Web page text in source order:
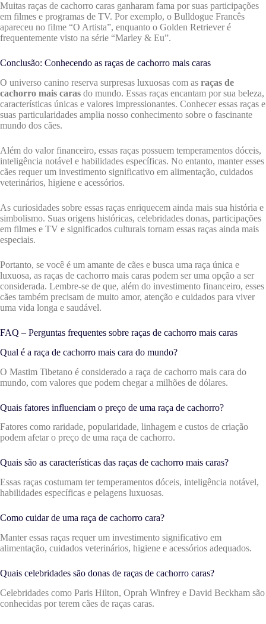
Muitas raças de cachorro caras ganharam fama por suas participações
em filmes e programas de TV. Por exemplo, o Bulldogue Francês
apareceu no filme “O Artista”, enquanto o Golden Retriever é
frequentemente visto na série “Marley & Eu”.
Conclusão: Conhecendo as raças de cachorro mais caras
O universo canino reserva surpresas luxuosas com as raças de
cachorro mais caras do mundo. Essas raças encantam por sua beleza,
características únicas e valores impressionantes. Conhecer essas raças e
suas particularidades amplia nosso conhecimento sobre o fascinante
mundo dos cães.
Além do valor financeiro, essas raças possuem temperamentos dóceis,
inteligência notável e habilidades específicas. No entanto, manter esses
cães requer um investimento significativo em alimentação, cuidados
veterinários, higiene e acessórios.
As curiosidades sobre essas raças enriquecem ainda mais sua história e
simbolismo. Suas origens históricas, celebridades donas, participações
em filmes e TV e significados culturais tornam essas raças ainda mais
especiais.
Portanto, se você é um amante de cães e busca uma raça única e
luxuosa, as raças de cachorro mais caras podem ser uma opção a ser
considerada. Lembre-se de que, além do investimento financeiro, esses
cães também precisam de muito amor, atenção e cuidados para viver
uma vida longa e saudável.
FAQ – Perguntas frequentes sobre raças de cachorro mais caras
Qual é a raça de cachorro mais cara do mundo?
O Mastim Tibetano é considerado a raça de cachorro mais cara do
mundo, com valores que podem chegar a milhões de dólares.
Quais fatores influenciam o preço de uma raça de cachorro?
Fatores como raridade, popularidade, linhagem e custos de criação
podem afetar o preço de uma raça de cachorro.
Quais são as características das raças de cachorro mais caras?
Essas raças costumam ter temperamentos dóceis, inteligência notável,
habilidades específicas e pelagens luxuosas.
Como cuidar de uma raça de cachorro cara?
Manter essas raças requer um investimento significativo em
alimentação, cuidados veterinários, higiene e acessórios adequados.
Quais celebridades são donas de raças de cachorro caras?
Celebridades como Paris Hilton, Oprah Winfrey e David Beckham são
conhecidas por terem cães de raças caras.